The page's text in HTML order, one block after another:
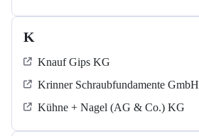
K
Knauf Gips KG
Krinner Schraubfundamente GmbH
Kühne + Nagel (AG & Co.) KG